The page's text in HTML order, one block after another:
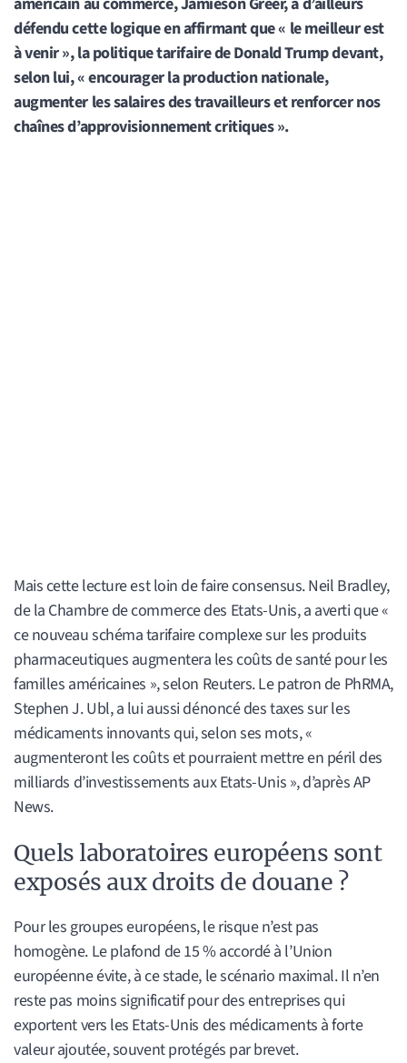
défendu cette logique en affirmant que « le meilleur est
à venir », la politique tarifaire de Donald Trump devant,
selon lui, « encourager la production nationale,
augmenter les salaires des travailleurs et renforcer nos
chaînes d’approvisionnement critiques ».
Mais cette lecture est loin de faire consensus. Neil Bradley,
de la Chambre de commerce des Etats-Unis, a averti que «
ce nouveau schéma tarifaire complexe sur les produits
pharmaceutiques augmentera les coûts de santé pour les
familles américaines », selon Reuters. Le patron de PhRMA,
Stephen J. Ubl, a lui aussi dénoncé des taxes sur les
médicaments innovants qui, selon ses mots, «
augmenteront les coûts et pourraient mettre en péril des
milliards d’investissements aux Etats-Unis », d’après AP
News.
Quels laboratoires européens sont
exposés aux droits de douane ?
Pour les groupes européens, le risque n’est pas
homogène. Le plafond de 15 % accordé à l’Union
européenne évite, à ce stade, le scénario maximal. Il n’en
reste pas moins significatif pour des entreprises qui
exportent vers les Etats-Unis des médicaments à forte
valeur ajoutée, souvent protégés par brevet.